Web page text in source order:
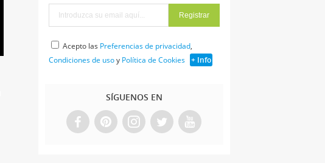
Acepto las Preferencias de privacidad,
Condiciones de usoy Política de Cookies + Info
SÍGUENOS EN